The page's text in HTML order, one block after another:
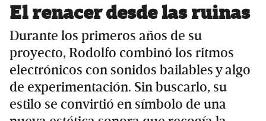
El renacer desde las ruinas
Durante los primeros años de su
proyecto, Rodolfo combinó los ritmos
electrónicos con sonidos bailables y algo
de experimentación. Sin buscarlo, su
estilo se convirtió en símbolo de una